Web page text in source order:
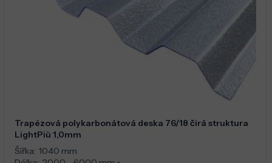
Trapézová polykarbonátová deska 76/18 čirá struktura
LightPiù 1,0mm
Šířka: 1040 mm